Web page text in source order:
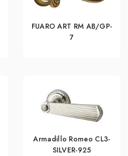
FUARO ART RM AB/GP-
7
Armadillo Romeo CL3-
SILVER-925